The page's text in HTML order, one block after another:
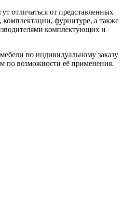
отличаться от представленных
комплектации, фурнитуре, а также
комплектующих и
по индивидуальному заказу
по возможности её применения.